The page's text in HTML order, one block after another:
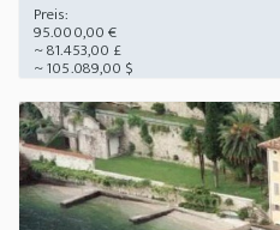
Preis:
95.000,00 €
~ 81.453,00 £
~ 105.089,00 $